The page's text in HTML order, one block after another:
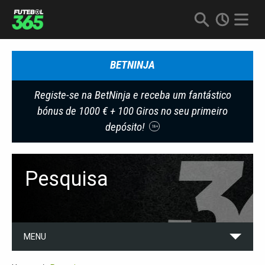
BETNINJA
Registe-se na BetNinja e receba um fantástico
bónus de 1000 € + 100 Giros no seu primeiro
depósito!
18+
Pesquisa
MENU